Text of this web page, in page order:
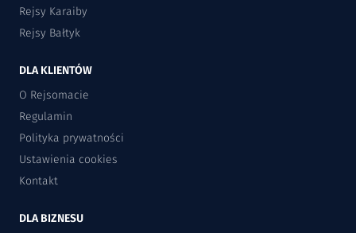
Rejsy Karaiby
Rejsy Bałtyk
DLA KLIENTÓW
O Rejsomacie
Regulamin
Polityka prywatności
Ustawienia cookies
Kontakt
DLA BIZNESU